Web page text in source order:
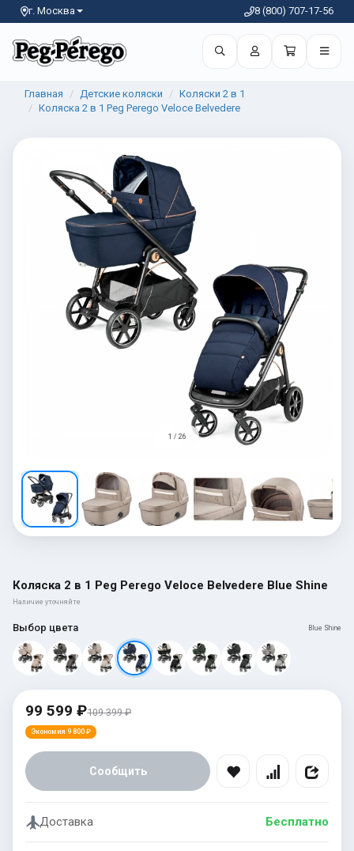
г. Москва 8 (800) 707-17-56
Главная Детские коляски
Коляски 2 в 1
Коляска 2 в 1 Peg Perego Veloce Belvedere
1 / 26
Коляска 2 в 1 Peg Perego Veloce Belvedere Blue Shine
Наличие уточняйте
Выбор цвета Blue Shine
99 599 ₽109 399 ₽
Экономия 9 800 ₽
Сообщить
Доставка Бесплатно